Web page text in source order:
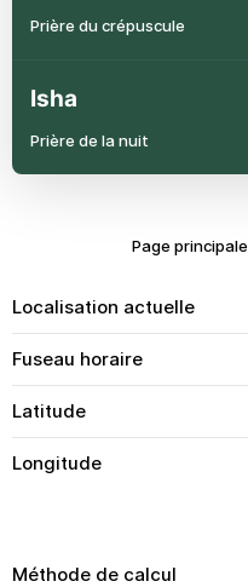
Prière du crépuscule
Isha
Prière de la nuit
Page principale
Localisation actuelle
Fuseau horaire
Latitude
Longitude
Méthode de calcul